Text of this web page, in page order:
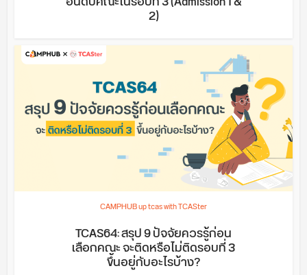
2)
CAMPHUB up tcas with TCASter
TCAS64: สรุป 9 ปัจจัยควรรู้ก่อน
เลือกคณะ จะติดหรือไม่ติดรอบที่ 3
ขึ้นอยู่กับอะไรบ้าง?